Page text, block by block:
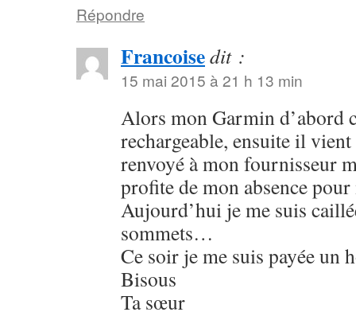
Répondre
Francoisedit :
15 mai 2015 à 21 h 13 min
Alors mon Garmin d’abord
rechargeable, ensuite il
renvoyé à mon fournisseur
profite de mon absence
Aujourd’hui je me suis
sommets…
Ce soir je me suis payée un
Bisous
Ta sœur